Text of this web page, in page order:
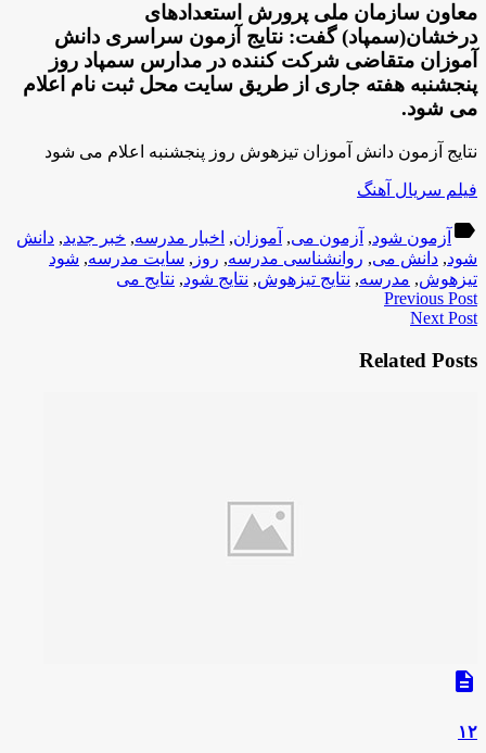
معاون سازمان ملی پرورش استعدادهای
درخشان(سمپاد) گفت: نتایج آزمون سراسری دانش
آموزان متقاضی شرکت کننده در مدارس سمپاد روز
پنجشنبه هفته جاری از طریق سایت محل ثبت نام اعلام
می شود.
نتایج آزمون دانش آموزان تیزهوش روز پنجشنبه اعلام می شود
فیلم سریال آهنگ
label آزمون شود, آزمون می, آموزان, اخبار مدرسه, خبر جدید, دانش
شود, دانش می, روانشناسی مدرسه, روز , سایت مدرسه, شود
تیزهوش, مدرسه, نتایج تیزهوش, نتایج شود, نتایج می
Previous Post
Next Post
Related Posts
description
۱۲